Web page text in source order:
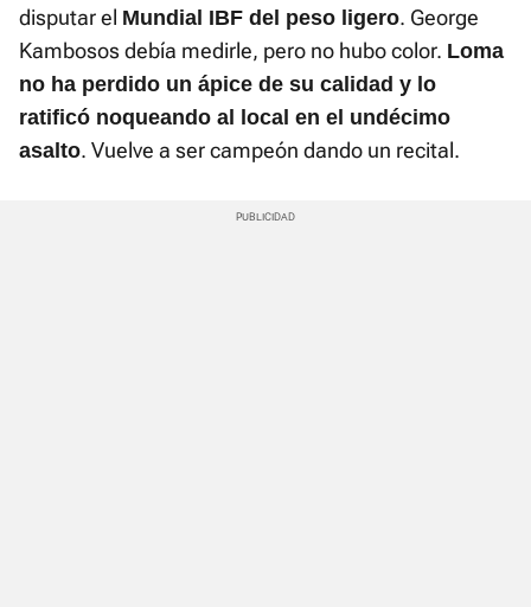
disputar el Mundial IBF del peso ligero. George
Kambosos debía medirle, pero no hubo color. Loma
no ha perdido un ápice de su calidad y lo
ratificó noqueando al local en el undécimo
asalto. Vuelve a ser campeón dando un recital.